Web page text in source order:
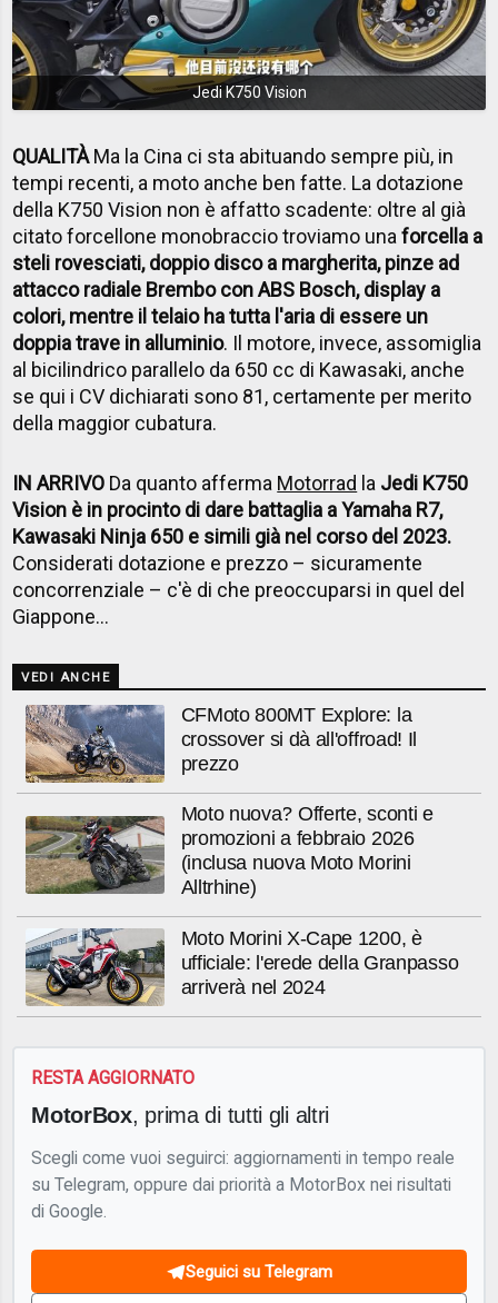
Jedi K750 Vision
QUALITÀMa la Cina ci sta abituando sempre più, in
tempi recenti, a moto anche ben fatte. La dotazione
della K750 Vision non è affatto scadente: oltre al già
citato forcellone monobraccio troviamo unaforcella a
steli rovesciati, doppio disco a margherita, pinze ad
attacco radiale Brembo con ABS Bosch, display a
colori, mentre il telaio ha tutta l'aria di essere un
doppia trave in alluminio. Il motore, invece, assomiglia
al bicilindrico parallelo da 650 cc di Kawasaki, anche
se qui i CV dichiarati sono 81, certamente per merito
della maggior cubatura.
IN ARRIVO Da quanto afferma Motorrad la Jedi K750
Vision è in procinto di dare battaglia a Yamaha R7,
Kawasaki Ninja 650 e simili già nel corso del 2023.
Considerati dotazione e prezzo – sicuramente
concorrenziale – c'è di che preoccuparsi in quel del
Giappone...
VEDI ANCHE
CFMoto 800MT Explore: la
crossover si dà all'offroad! Il
prezzo
Moto nuova? Offerte, sconti e
promozioni a febbraio 2026
(inclusa nuova Moto Morini
Alltrhine)
Moto Morini X-Cape 1200, è
ufficiale: l'erede della Granpasso
arriverà nel 2024
RESTA AGGIORNATO
MotorBox, prima di tutti gli altri
Scegli come vuoi seguirci: aggiornamenti in tempo reale
su Telegram, oppure dai priorità a MotorBox nei risultati
di Google.
Seguici su Telegram